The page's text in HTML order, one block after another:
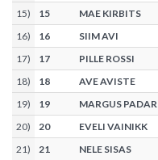
15) 15
MAE KIRBITS
16) 16
SIIM AVI
17) 17
PILLE ROSSI
18) 18
AVE AVISTE
19) 19
MARGUS PADAR
20) 20
EVELI VAINIKK
21) 21
NELE SISAS